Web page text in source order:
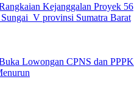
Kejanggalan Proyek 56
V provinsi Sumatra Barat
Lowongan CPNS dan PPPK